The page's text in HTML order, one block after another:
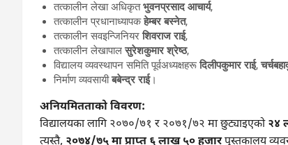
तत्कालीन लेखा अधिकृतभुवनप्रसाद आचार्य,
तत्कालीन प्रधानाध्यापकहेम्बर बस्नेत,
तत्कालीन सवइन्जिनियरशिवराज राई,
तत्कालीन लेखापालसुरेशकुमार श्रेष्ठ,
विद्यालय व्यवस्थापन समिति पूर्वअध्यक्षहरूदिलीपकुमार राई,
निर्माण व्यवसायीबबेन्द्र राई।
अनियमितताको विवरण:
विद्यालयका लागि २०७०/७१ र २०७१/७२ मा छुट्याइएको२४
त्यस्तै, २०७४/७५ मा प्राप्त ६ लाख ५० हजारपुस्तकालय